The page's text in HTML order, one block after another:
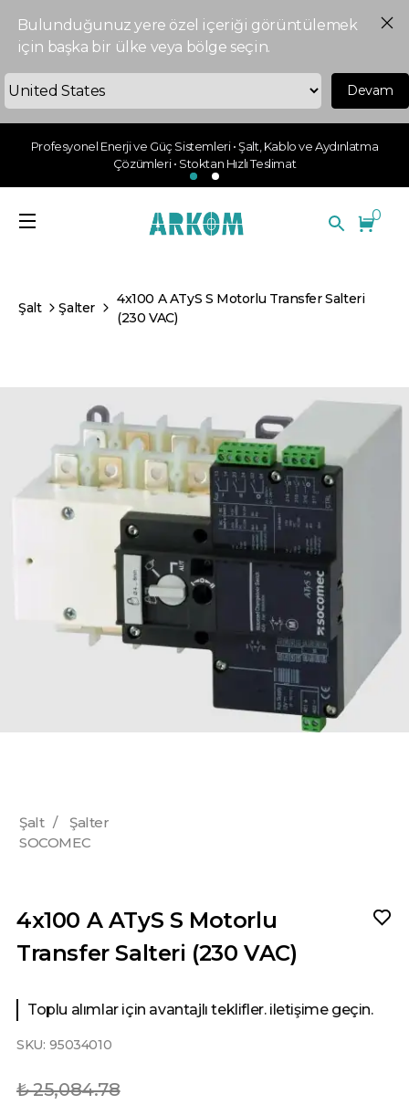
Bulunduğunuz yere özel içeriği görüntülemek
için başka bir ülke veya bölge seçin.
Devam
Profesyonel Enerji ve Güç Sistemleri • Şalt, Kablo ve Aydınlatma
Çözümleri • Stoktan Hızlı Teslimat
0
Şalt Şalter
4x100 A ATyS S Motorlu Transfer Salteri
(230 VAC)
Şalt /
Şalter
SOCOMEC
4x100 A ATyS S Motorlu
Transfer Salteri (230 VAC)
Toplu alımlar için avantajlı teklifler. iletişime geçin.
SKU: 95034010
₺ 25,084.78